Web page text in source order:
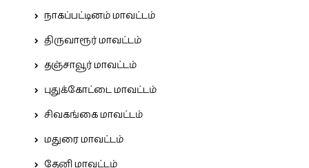
நாகப்பட்டினம் மாவட்டம்
திருவாரூர் மாவட்டம்
தஞ்சாவூர் மாவட்டம்
புதுக்கோட்டை மாவட்டம்
சிவகங்கை மாவட்டம்
மதுரை மாவட்டம்
தேனி மாவட்டம்